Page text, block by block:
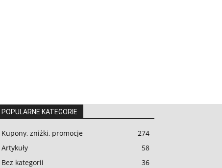
POPULARNE KATEGORIE
Kupony, zniżki, promocje
274
Artykuły
58
Bez kategorii
36